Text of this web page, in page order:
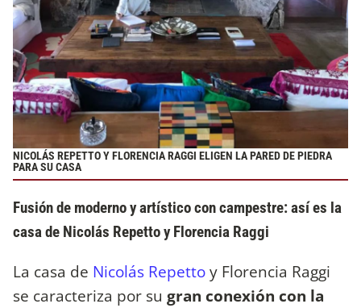
NICOLÁS REPETTO Y FLORENCIA RAGGI ELIGEN LA PARED DE PIEDRA
PARA SU CASA
Fusión de moderno y artístico con campestre: así es la
casa de Nicolás Repetto y Florencia Raggi
La casa de Nicolás Repettoy Florencia Raggi
se caracteriza por su gran conexión con la